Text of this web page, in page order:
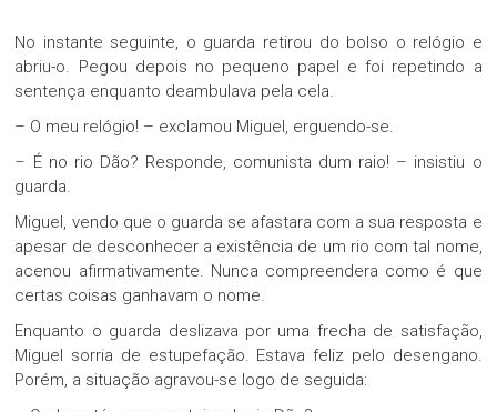
No instante seguinte, o guarda retirou do bolso o relógio e
abriu-o. Pegou depois no pequeno papel e foi repetindo a
sentença enquanto deambulava pela cela.
– O meu relógio! – exclamou Miguel, erguendo-se.
– É no rio Dão? Responde, comunista dum raio! – insistiu o
guarda.
Miguel, vendo que o guarda se afastara com a sua resposta e
apesar de desconhecer a existência de um rio com tal nome,
acenou afirmativamente. Nunca compreendera como é que
certas coisas ganhavam o nome.
Enquanto o guarda deslizava por uma frecha de satisfação,
Miguel sorria de estupefação. Estava feliz pelo desengano.
Porém, a situação agravou-se logo de seguida: